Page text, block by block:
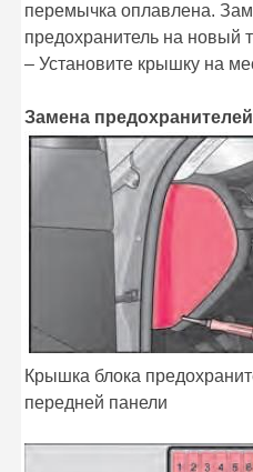
перемычка оплавлена.
предохранитель на новый
– Установите крышку на
Замена
Крышка блока
передней панели